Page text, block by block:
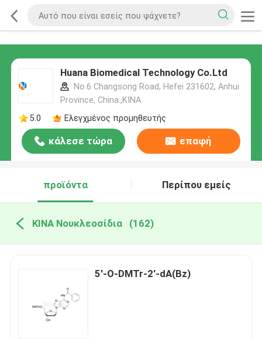
Huana Biomedical Technology Co.Ltd
No.6 Changsong Road, Hefei 231602, Anhui
Province, China.,ΚΙΝΑ
5.0
Ελεγχμένος προμηθευτής
κάλεσε τώρα επαφή
προϊόντα Περίπου εμείς
ΚΙΝΑ Νουκλεοσίδια (162)
5'-O-DMTr-2'-dA(Bz)